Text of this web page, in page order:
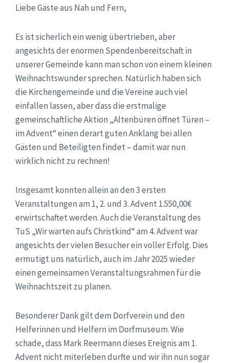
Liebe Gäste aus Nah und Fern,
Es ist sicherlich ein wenig übertrieben, aber
angesichts der enormen Spendenbereitschaft in
unserer Gemeinde kann man schon von einem kleinen
Weihnachtswunder sprechen. Natürlich haben sich
die Kirchengemeinde und die Vereine auch viel
einfallen lassen, aber dass die erstmalige
gemeinschaftliche Aktion „Altenbüren öffnet Türen –
im Advent“ einen derart guten Anklang bei allen
Gästen und Beteiligten findet – damit war nun
wirklich nicht zu rechnen!
Insgesamt konnten allein an den 3 ersten
Veranstaltungen am 1, 2. und 3. Advent 1.550,00€
erwirtschaftet werden. Auch die Veranstaltung des
TuS „Wir warten aufs Christkind“ am 4. Advent war
angesichts der vielen Besucher ein voller Erfolg. Dies
ermutigt uns natürlich, auch im Jahr 2025 wieder
einen gemeinsamen Veranstaltungsrahmen für die
Weihnachtszeit zu planen.
Besonderer Dank gilt dem Dorfverein und den
Helferinnen und Helfern im Dorfmuseum. Wie
schade, dass Mark Reermann dieses Ereignis am 1.
Advent nicht miterleben durfte und wir ihn nun sogar